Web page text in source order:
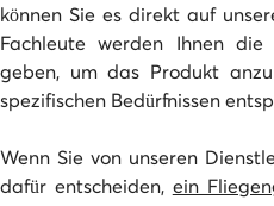
können Sie es direkt auf
Fachleute werden Ihnen die
geben, um das Produkt
spezifischen Bedürfnissen
Wenn Sie von unseren
dafür entscheiden, ein